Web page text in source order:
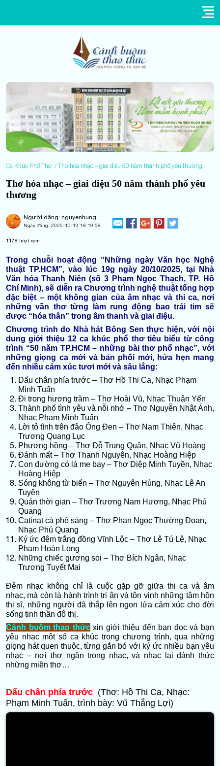
Ca Khúc Phổ Thơ Thơ hóa nhạc – giai điệu 50 năm thành phố yêu thương
Thơ hóa nhạc – giai điệu 50 năm thành phố yêu
thương
Người đăng: nguyenhung
Ngày đăng: 2025-10-13 18:19:58
1178 lượt xem
Trong chuỗi hoạt động “Những ngày Văn học Nghệ
thuật TP.HCM”, vào lúc 19g ngày 20/10/2025, tại Nhà
Văn hóa Thanh Niên (số 3 Phạm Ngọc Thạch, TP. Hồ
Chí Minh),sẽ diễn ra Chương trình nghệ thuật tổng hợp
đặc biệt – một không gian của âm nhạc và thi ca, nơi
những vần thơ từng làm rung động bao trái tim sẽ
được “hóa thân” trong âm thanh và giai điệu.
Chương trình do Nhà hát Bông Sen thực hiện, với nội
dung giới thiệu 12 ca khúc phổ thơ tiêu biểu từ công
trình “50 năm TP.HCM – những bài thơ phổ nhạc”, với
những giọng ca mới và bản phối mới, hứa hẹn mang
đến nhiều cảm xúc tươi mới và sâu lắng:
Dấu chân phía trước – Thơ Hồ Thi Ca, Nhạc Phạm
Minh Tuấn
Đi trong hương tràm – Thơ Hoài Vũ, Nhạc Thuận Yến
Thành phố tình yêu và nỗi nhớ – Thơ Nguyễn Nhật Ánh,
Nhạc Phạm Minh Tuấn
Lời tỏ tình trên đảo Ông Đen – Thơ Nam Thiên, Nhạc
Trương Quang Lục
Phượng hồng – Thơ Đỗ Trung Quân, Nhạc Vũ Hoàng
Đánh mất – Thơ Thanh Nguyên, Nhạc Hoàng Hiệp
Con đường có lá me bay – Thơ Diệp Minh Tuyền, Nhạc
Hoàng Hiệp
Sóng không từ biển – Thơ Nguyên Hùng, Nhạc Lê An
Tuyên
Quán thời gian – Thơ Trương Nam Hương, Nhạc Phú
Quang
Catinat cà phê sáng – Thơ Phan Ngọc Thường Đoan,
Nhạc Phú Quang
Ký ức đêm trắng đồng Vĩnh Lộc – Thơ Lê Tú Lệ, Nhạc
Phạm Hoàn Long
Những chiếc gương soi – Thơ Bích Ngân, Nhạc
Trương Tuyết Mai
Đêm nhạc không chỉ là cuộc gặp gỡ giữa thi ca và âm
nhạc, mà còn là hành trình tri ân và tôn vinh những tâm hồn
thi sĩ, những người đã thắp lên ngọn lửa cảm xúc cho đời
sống tinh thần đô thị.
Cánh buồm thao thứcxin giới thiệu đến bạn đọc và bạn
yêu nhạc một số ca khúc trong chương trình, qua những
giọng hát quen thuộc, từng gắn bó với ký ức nhiều bạn yêu
nhạc – nơi thơ ngân trong nhạc, và nhạc lại đánh thức
những miền thơ…
Dấu chân phía trước (Thơ: Hồ Thi Ca, Nhạc:
Phạm Minh Tuấn, trình bày: Vũ Thắng Lợi)